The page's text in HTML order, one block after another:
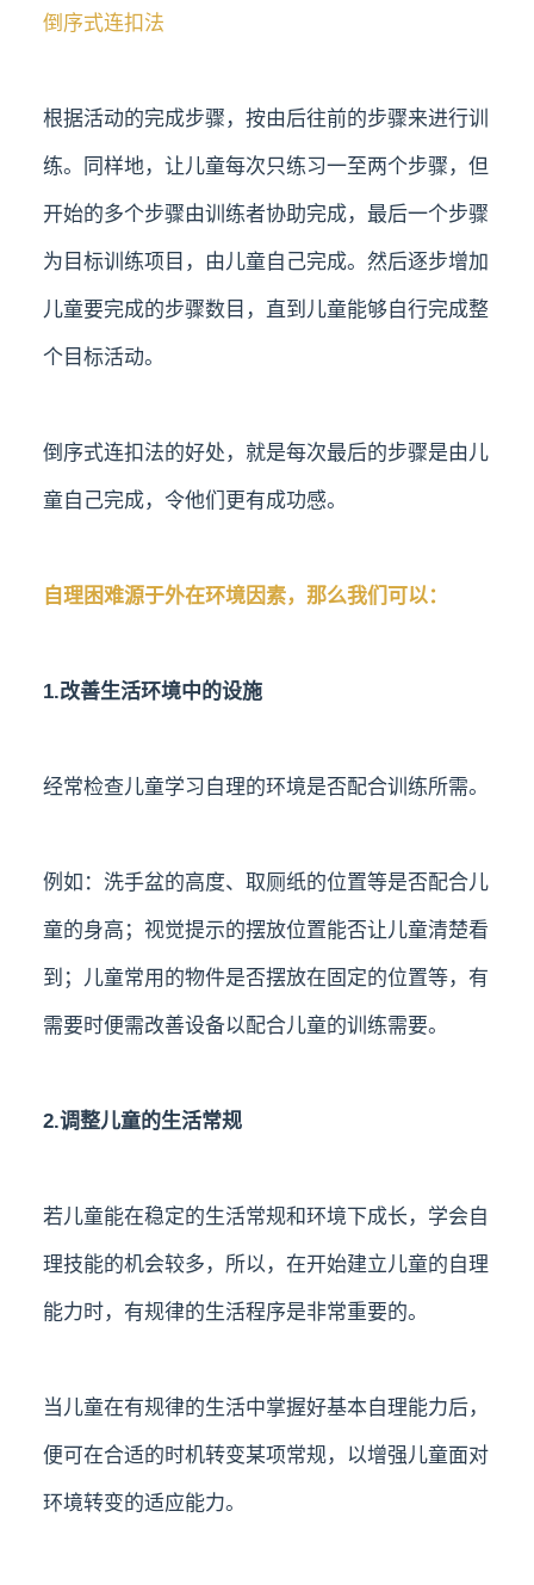
倒序式连扣法
根据活动的完成步骤，按由后往前的步骤来进行训
练。同样地，让儿童每次只练习一至两个步骤，但
开始的多个步骤由训练者协助完成，最后一个步骤
为目标训练项目，由儿童自己完成。然后逐步增加
儿童要完成的步骤数目，直到儿童能够自行完成整
个目标活动。
倒序式连扣法的好处，就是每次最后的步骤是由儿
童自己完成，令他们更有成功感。
自理困难源于外在环境因素，那么我们可以：
1.改善生活环境中的设施
经常检查儿童学习自理的环境是否配合训练所需。
例如：洗手盆的高度、取厕纸的位置等是否配合儿
童的身高；视觉提示的摆放位置能否让儿童清楚看
到；儿童常用的物件是否摆放在固定的位置等，有
需要时便需改善设备以配合儿童的训练需要。
2.调整儿童的生活常规
若儿童能在稳定的生活常规和环境下成长，学会自
理技能的机会较多，所以，在开始建立儿童的自理
能力时，有规律的生活程序是非常重要的。
当儿童在有规律的生活中掌握好基本自理能力后，
便可在合适的时机转变某项常规，以增强儿童面对
环境转变的适应能力。